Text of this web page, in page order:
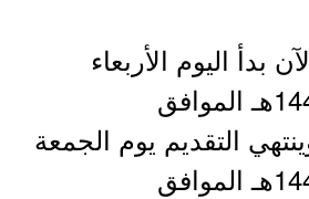
بدأ اليوم الأربعاء
بتاريخ 1447/03/04هـ الموافق
08/27م وينتهي التقديم يوم الجمعة
بتاريخ 1447/03/06هـ الموافق